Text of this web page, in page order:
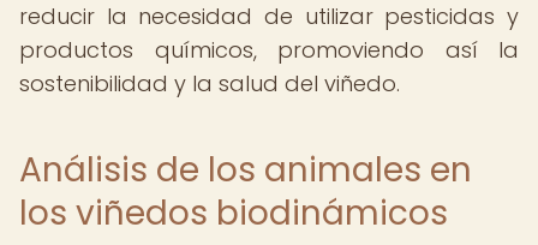
reducir la necesidad de utilizar pesticidas y
productos químicos, promoviendo así la
sostenibilidad y la salud del viñedo.
Análisis de los animales en
los viñedos biodinámicos